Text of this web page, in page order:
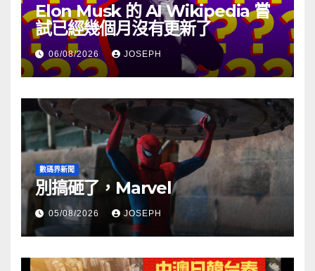
Elon Musk 的 AI Wikipedia 嘗
試已經幾個月沒有更新了
06/08/2026 JOSEPH
數碼界新聞
別搞砸了，Marvel
05/08/2026 JOSEPH